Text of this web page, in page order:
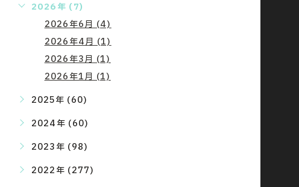
2026年 (7)
2026年6月 (4)
2026年4月 (1)
2026年3月 (1)
2026年1月 (1)
2025年 (60)
2024年 (60)
2023年 (98)
2022年 (277)